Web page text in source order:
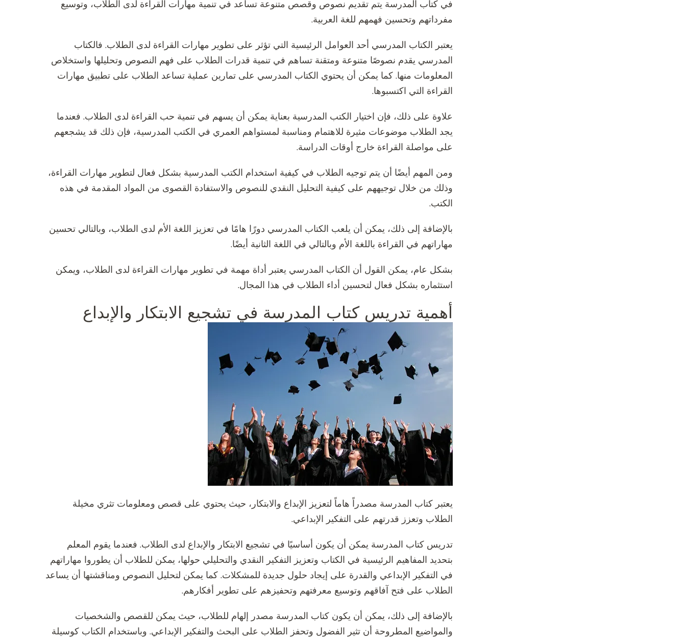
في كتاب المدرسة يتم تقديم نصوص وقصص متنوعة تساعد في تنمية مهارات القراءة لدى الطلاب، وتوسيع
مفرداتهم وتحسين فهمهم للغة العربية.
يعتبر الكتاب المدرسي أحد العوامل الرئيسية التي تؤثر على تطوير مهارات القراءة لدى الطلاب. فالكتاب
المدرسي يقدم نصوصًا متنوعة ومتقنة تساهم في تنمية قدرات الطلاب على فهم النصوص وتحليلها واستخلاص
المعلومات منها. كما يمكن أن يحتوي الكتاب المدرسي على تمارين عملية تساعد الطلاب على تطبيق مهارات
القراءة التي اكتسبوها.
علاوة على ذلك، فإن اختيار الكتب المدرسية بعناية يمكن أن يسهم في تنمية حب القراءة لدى الطلاب. فعندما
يجد الطلاب موضوعات مثيرة للاهتمام ومناسبة لمستواهم العمري في الكتب المدرسية، فإن ذلك قد يشجعهم
على مواصلة القراءة خارج أوقات الدراسة.
ومن المهم أيضًا أن يتم توجيه الطلاب في كيفية استخدام الكتب المدرسية بشكل فعال لتطوير مهارات القراءة،
وذلك من خلال توجيههم على كيفية التحليل النقدي للنصوص والاستفادة القصوى من المواد المقدمة في هذه
الكتب.
بالإضافة إلى ذلك، يمكن أن يلعب الكتاب المدرسي دورًا هامًا في تعزيز اللغة الأم لدى الطلاب، وبالتالي تحسين
مهاراتهم في القراءة باللغة الأم وبالتالي في اللغة الثانية أيضًا.
بشكل عام، يمكن القول أن الكتاب المدرسي يعتبر أداة مهمة في تطوير مهارات القراءة لدى الطلاب، ويمكن
استثماره بشكل فعال لتحسين أداء الطلاب في هذا المجال.
أهمية تدريس كتاب المدرسة في تشجيع الابتكار والإبداع
يعتبر كتاب المدرسة مصدراً هاماً لتعزيز الإبداع والابتكار، حيث يحتوي على قصص ومعلومات تثري مخيلة
الطلاب وتعزز قدرتهم على التفكير الإبداعي.
تدريس كتاب المدرسة يمكن أن يكون أساسيًا في تشجيع الابتكار والإبداع لدى الطلاب. فعندما يقوم المعلم
بتحديد المفاهيم الرئيسية في الكتاب وتعزيز التفكير النقدي والتحليلي حولها، يمكن للطلاب أن يطوروا مهاراتهم
في التفكير الإبداعي والقدرة على إيجاد حلول جديدة للمشكلات. كما يمكن لتحليل النصوص ومناقشتها أن يساعد
الطلاب على فتح آفاقهم وتوسيع معرفتهم وتحفيزهم على تطوير أفكارهم.
بالإضافة إلى ذلك، يمكن أن يكون كتاب المدرسة مصدر إلهام للطلاب، حيث يمكن للقصص والشخصيات
والمواضيع المطروحة أن تثير الفضول وتحفز الطلاب على البحث والتفكير الإبداعي. وباستخدام الكتاب كوسيلة